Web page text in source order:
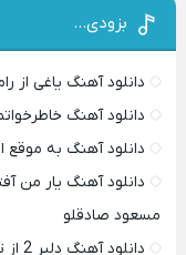
بزودی…
دانلود آهنگ یاغی از
دانلود آهنگ
دانلود آهنگ به موقع
دانلود آهنگ یار
مسعود صادقلو
دانلود آهنگ دلبر 2 از توحید ناصری